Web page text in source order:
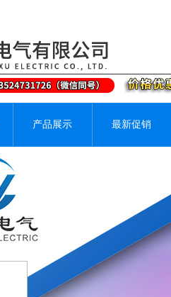
产品展示 最新促销